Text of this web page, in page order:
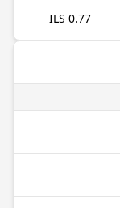
0.77 ILS